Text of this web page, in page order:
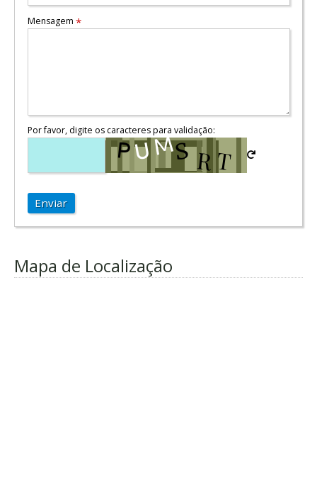
Mensagem *
Por favor, digite os caracteres para validação:
Enviar
Mapa de Localização